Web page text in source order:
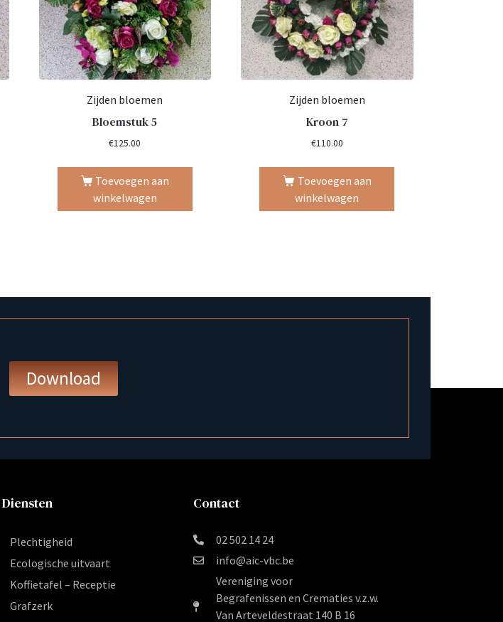
Zijden bloemen
Bloemstuk 5
€125.00
Toevoegen aan
winkelwagen
Zijden bloemen
Kroon 7
€110.00
Toevoegen aan
winkelwagen
Download
Diensten
Plechtigheid
Ecologische uitvaart
Koffietafel – Receptie
Grafzerk
Contact
02 502 14 24
info@aic-vbc.be
Vereniging voor
Begrafenissen en Crematies v.z.w.
Van Arteveldestraat 140 B 16